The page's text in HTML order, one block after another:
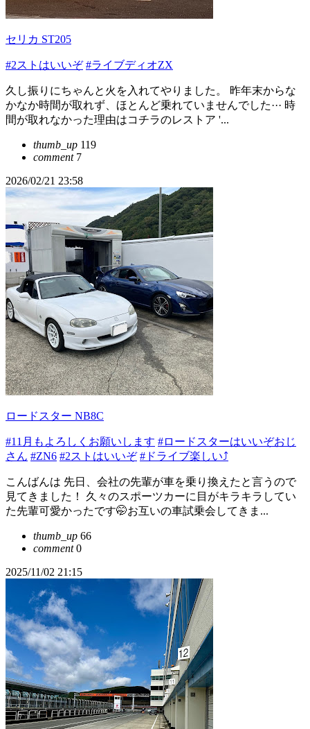
セリカ ST205
#2ストはいいぞ #ライブディオZX
久し振りにちゃんと火を入れてやりました。 昨年末からな
かなか時間が取れず、ほとんど乗れていませんでした··· 時
間が取れなかった理由はコチラのレストア '...
thumb_up 119
comment7
2026/02/21 23:58
ロードスター NB8C
#11月もよろしくお願いします #ロードスターはいいぞおじ
さん #ZN6 #2ストはいいぞ #ドライブ楽しい⤴︎
こんばんは 先日、会社の先輩が車を乗り換えたと言うので
見てきました！ 久々のスポーツカーに目がキラキラしてい
た先輩可愛かったです🤭お互いの車試乗会してきま...
thumb_up 66
comment0
2025/11/02 21:15